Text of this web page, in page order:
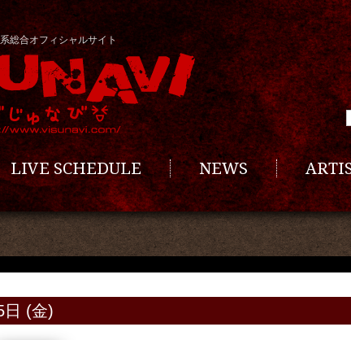
総合オフィシャルサイト
LIVE SCHEDULE NEWS
日 (金)